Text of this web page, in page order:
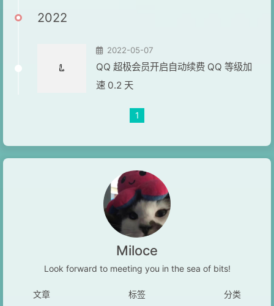
2022
2022-05-07
QQ 超极会员开启自动续费 QQ 等级加
速 0.2 天
1
Miloce
Look forward to meeting you in the sea of bits!
文章 标签 分类